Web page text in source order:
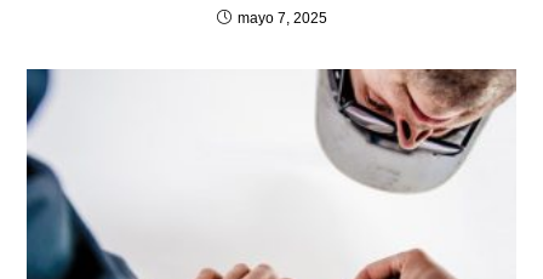
mayo 7, 2025